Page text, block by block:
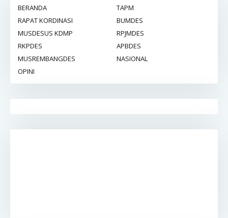
BERANDA
TAPM
RAPAT KORDINASI
BUMDES
MUSDESUS KDMP
RPJMDES
RKPDES
APBDES
MUSREMBANGDES
NASIONAL
OPINI